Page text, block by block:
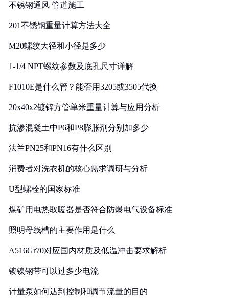
不锈钢通风 管道施工
201不锈钢重量计算方法大全
M20螺纹大径和小径是多少
1-1/4 NPT螺纹参数及底孔尺寸详解
F1010E是什么管？能否用3205或3505代换
20x40x2镀锌方管单米重量计算与应用分析
抗渗混凝土中P6和P8膨胀剂分别加多少
法兰PN25和PN16有什么区别
消费者对洗衣机的核心需求调研与分析
U型螺栓的国家标准
煤矿用电热取暖器是否符合防爆电气设备标准
照明母线槽的主要作用是什么
A516Gr70对应国内材质及低温冲击要求解析
镀镍钢带可以过多少电流
计量泵如何达到控制和调节流量的目的